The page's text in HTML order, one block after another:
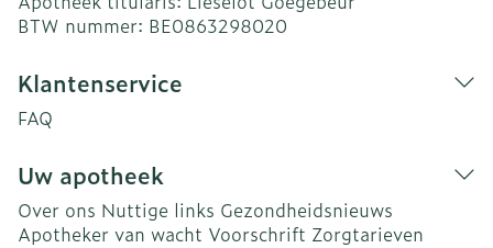
BTW nummer: BE0863298020
Klantenservice
FAQ
Uw apotheek
Over ons Nuttige links Gezondheidsnieuws
Apotheker van wacht Voorschrift Zorgtarieven